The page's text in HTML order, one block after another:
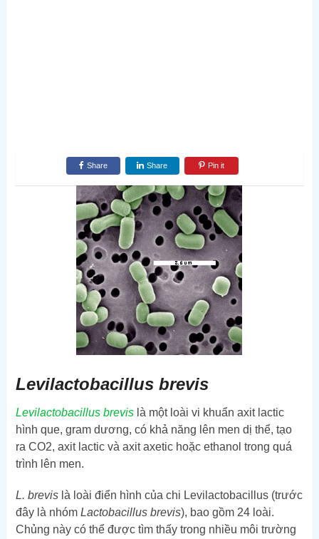
Share Share Pin it
Levilactobacillus brevis
Levilactobacillus brevislà một loài vi khuẩn axit lactic
hình que, gram dương, có khả năng lên men dị thể, tạo
ra CO2, axit lactic và axit axetic hoặc ethanol trong quá
trình lên men.
L. brevislà loài điển hình của chi Levilactobacillus (trước
đây là nhóm Lactobacillus brevis), bao gồm 24 loài.
Chủng này có thể được tìm thấy trong nhiều môi trường